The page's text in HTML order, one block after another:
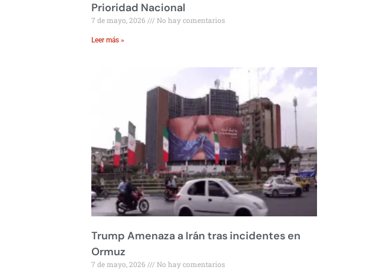
Prioridad Nacional
7 de mayo, 2026 No hay comentarios
Leer más »
Trump Amenaza a Irán tras incidentes en
Ormuz
7 de mayo, 2026 No hay comentarios